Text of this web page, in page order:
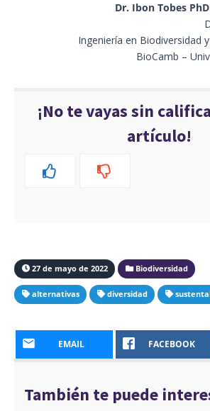
Dr. Ibon Tobes
Ingeniería en Biodiversidad
BioCamb –
¡No te vayas sin
artículo!
27 de mayo de 2022 Biodiversidad
alternativas diversidad
EMAIL FACEBOOK
También te puede